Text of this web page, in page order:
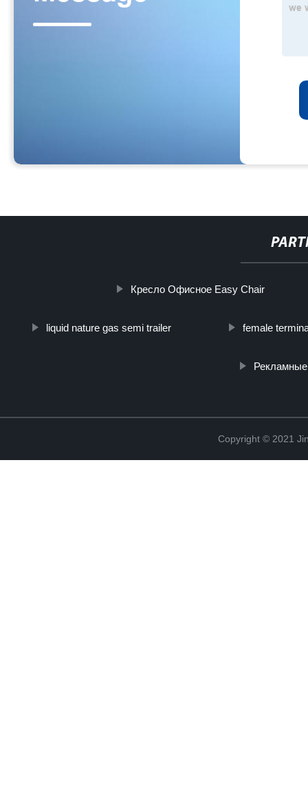
Кресло Офисное Easy Chair
liquid nature gas semi trailer female
Copyright © 2021